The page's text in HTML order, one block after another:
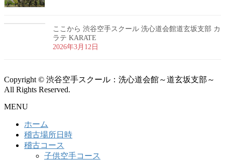
ここから 渋谷空手スクール 洗心道会館道玄坂支部 カ
ラテ KARATE
2026年3月12日
Copyright © 渋谷空手スクール：洗心道会館～道玄坂支部～
All Rights Reserved.
MENU
ホーム
稽古場所日時
稽古コース
子供空手コース